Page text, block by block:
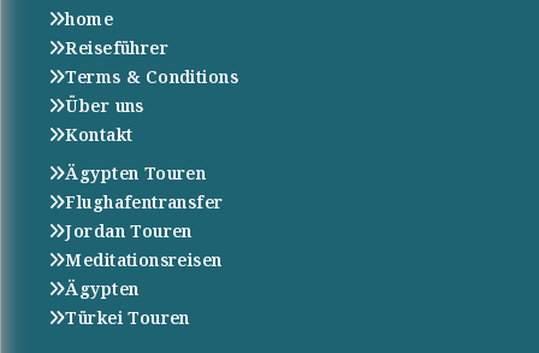
home
Reiseführer
Terms & Conditions
Über uns
Kontakt
Ägypten Touren
Flughafentransfer
Jordan Touren
Meditationsreisen
Ägypten
Türkei Touren